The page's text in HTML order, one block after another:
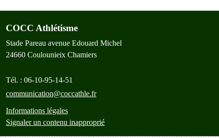
COCC Athlétisme
Stade Pareau avenue Edouard Michel
24660 Coulounieix Chamiers
Tél. : 06-10-95-14-51
communication@coccathle.fr
Informations légales
Signaler un contenu inapproprié